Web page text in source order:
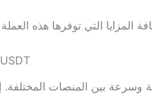
المزايا الرئيسية لمراهنات USDT